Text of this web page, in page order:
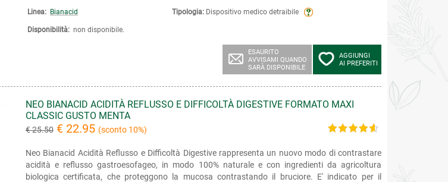
Linea: Bianacid
Disponibilità: non disponibile.
Tipologia: Dispositivo medico detraibile
ESAURITO
AVVISAMI QUANDO
SARÀ DISPONIBILE
AGGIUNGI
AI PREFERITI
NEO BIANACID ACIDITÀ REFLUSSO E DIFFICOLTÀ DIGESTIVE FORMATO MAXI
CLASSIC GUSTO MENTA
€ 25.50 € 22.95 (sconto 10%)
Neo Bianacid Acidità Reflusso e Difficoltà Digestive rappresenta un nuovo modo di contrastare
acidità e reflusso gastroesofageo, in modo 100% naturale e con ingredienti da agricoltura
biologica certificata, che proteggono la mucosa contrastando il bruciore. E' indicato per il